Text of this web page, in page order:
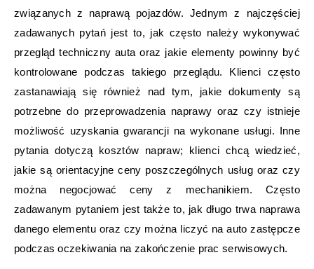
związanych z naprawą pojazdów. Jednym z najczęściej
zadawanych pytań jest to, jak często należy wykonywać
przegląd techniczny auta oraz jakie elementy powinny być
kontrolowane podczas takiego przeglądu. Klienci często
zastanawiają się również nad tym, jakie dokumenty są
potrzebne do przeprowadzenia naprawy oraz czy istnieje
możliwość uzyskania gwarancji na wykonane usługi. Inne
pytania dotyczą kosztów napraw; klienci chcą wiedzieć,
jakie są orientacyjne ceny poszczególnych usług oraz czy
można negocjować ceny z mechanikiem. Często
zadawanym pytaniem jest także to, jak długo trwa naprawa
danego elementu oraz czy można liczyć na auto zastępcze
podczas oczekiwania na zakończenie prac serwisowych.